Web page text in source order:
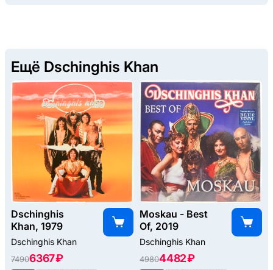
Ещё Dschinghis Khan
Dschinghis
Khan, 1979
Dschinghis Khan
74906367 ₽
Moskau - Best
Of, 2019
Dschinghis Khan
49804482 ₽